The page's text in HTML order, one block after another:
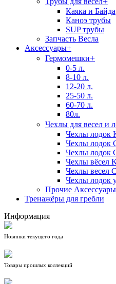
Каяка и
Каноэ трубы
SUP трубы
Запчасть Весла
Аксессуары+
Гермомешки+
0-5 л.
8-10 л.
12-20 л.
25-50 л.
60-70 л.
80л.
Чехлы для весел и
Чехлы лодок
Чехлы лодок
Чехлы лодок
Чехлы вёсел
Чехлы весел
Чехлы лодок
Прочие Аксессуары
Тренажёры для гребли
Информация
Новинки текущего года
Товары прошлых коллекций